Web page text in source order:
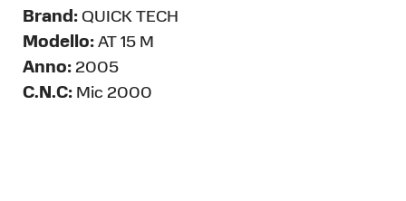
Brand: QUICK TECH
Modello: AT 15 M
Anno: 2005
C.N.C: Mic 2000